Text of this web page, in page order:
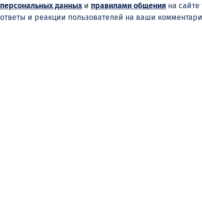
персональных данныхи правилами общения на
ответы и реакции пользователей на ваши